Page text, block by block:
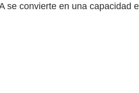
convierte en una capacidad